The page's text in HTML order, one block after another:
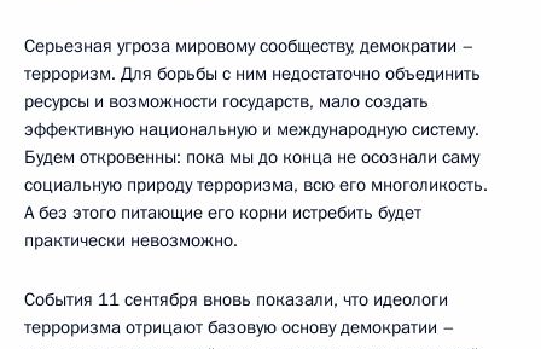
Серьезная угроза мировому сообществу, демократии –
терроризм. Для борьбы с ним недостаточно объединить
ресурсы и возможности государств, мало создать
эффективную национальную и международную систему.
Будем откровенны: пока мы до конца не осознали саму
социальную природу терроризма, всю его многоликость.
А без этого питающие его корни истребить будет
практически невозможно.
События 11 сентября вновь показали, что идеологи
терроризма отрицают базовую основу демократии –